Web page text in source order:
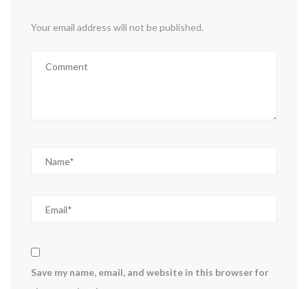
Your email address will not be published.
Save my name, email, and website in this browser for